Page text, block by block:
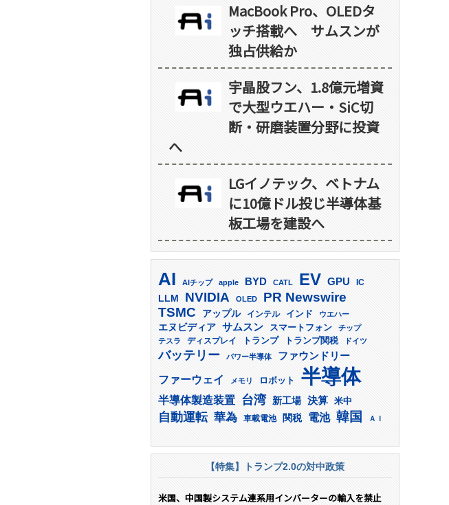
MacBook Pro、OLEDタ
ッチ搭載へ サムスンが
独占供給か
宇晶股フン、1.8億元増資
で大型ウエハー・SiC切
断・研磨装置分野に投資
へ
LGイノテック、ベトナム
に10億ドル投じ半導体基
板工場を建設へ
AI AIチップ apple BYD CATL EV GPU IC
LLM NVIDIA OLED PR Newswire
TSMC アップル インテル インド ウエハー
エヌビディア サムスン スマートフォン
チップ
テスラ
ディスプレイ トランプ トランプ関税 ドイツ
バッテリー パワー半導体 ファウンドリー
ファーウェイ メモリ ロボット 半導体
半導体製造装置 台湾 新工場 決算 米中
自動運転 華為 車載電池 関税 電池 韓国 ＡＩ
【特集】トランプ2.0の対中政策
米国、中国製システム連系用インバーターの輸入を禁止